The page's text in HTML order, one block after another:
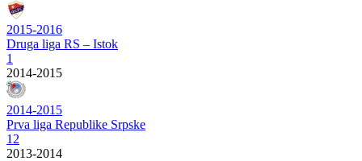
2015-2016
Druga liga RS – Istok
1
2014-2015
2014-2015
Prva liga Republike Srpske
12
2013-2014